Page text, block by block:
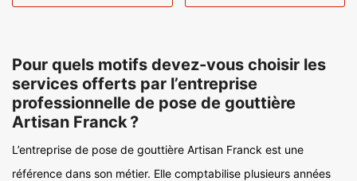
Pour quels motifs devez-vous choisir les
services offerts par l’entreprise
professionnelle de pose de gouttière
Artisan Franck ?
L’entreprise de pose de gouttière Artisan Franck est une
référence dans son métier. Elle comptabilise plusieurs années